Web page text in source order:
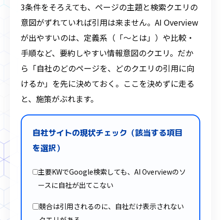
3条件をそろえても、ページの主題と検索クエリの
意図がずれていれば引用は来ません。AI Overview
が出やすいのは、定義系（「〜とは」）や比較・
手順など、要約しやすい情報意図のクエリ。だか
ら「自社のどのページを、どのクエリの引用に向
けるか」を先に決めておく。ここを決めずに走る
と、施策がぶれます。
自社サイトの現状チェック（該当する項目
を選択）
主要KWでGoogle検索しても、AI Overviewのソ
ースに自社が出てこない
競合は引用されるのに、自社だけ表示されない